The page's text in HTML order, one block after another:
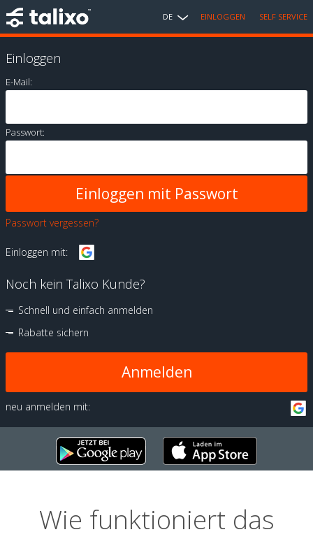
DE EINLOGGEN SELF SERVICE
Einloggen
E-Mail:
Passwort:
Passwort vergessen?
Einloggen mit:
Noch kein Talixo Kunde?
Schnell und einfach anmelden
Rabatte sichern
Anmelden
neu anmelden mit:
Wie funktioniert das